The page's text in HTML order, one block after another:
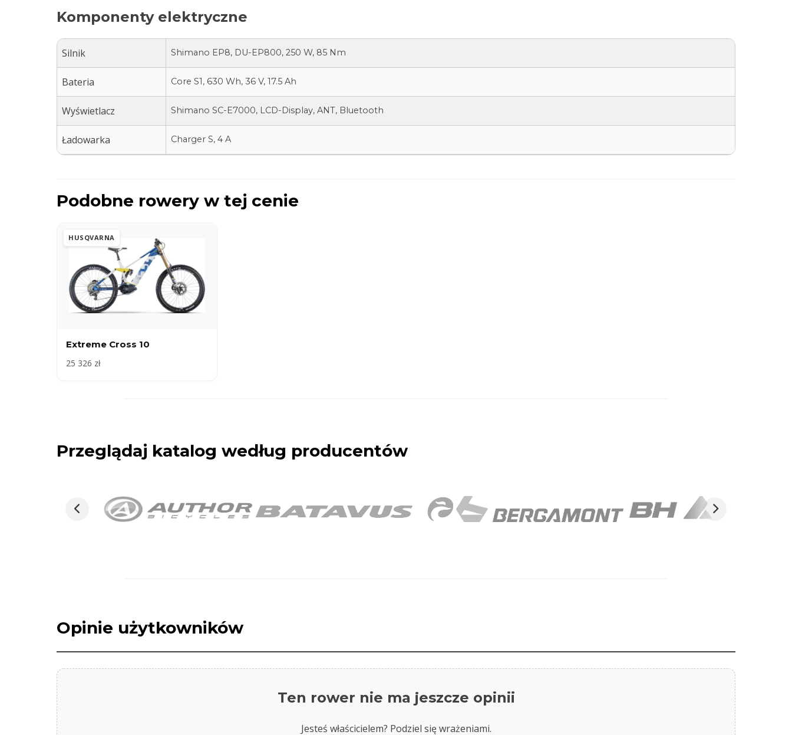
Komponenty elektryczne
Silnik Shimano EP8, DU-EP800, 250 W, 85 Nm
Bateria Core S1, 630 Wh, 36 V, 17.5 Ah
Wyświetlacz Shimano SC-E7000, LCD-Display, ANT, Bluetooth
Ładowarka Charger S, 4 A
Podobne rowery w tej cenie
HUSQVARNA
Extreme Cross 10
25 326 zł
Przeglądaj katalog według producentów
Opinie użytkowników
Ten rower nie ma jeszcze opinii
Jesteś właścicielem? Podziel się wrażeniami.